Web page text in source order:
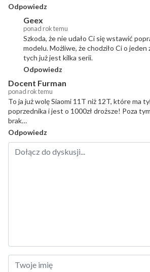
Odpowiedz
Geex
ponad rok temu
Szkoda, że nie udało Ci się wstawić
modelu. Możliwe, że chodziło Ci o jeden
tych już jest kilka serii.
Odpowiedz
Docent Furman
ponad rok temu
To ja już wolę Siaomi 11T niż 12T, które ma
poprzednika i jest o 1000zł droższe! Poza
brak…
Odpowiedz